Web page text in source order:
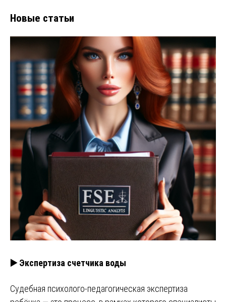
Новые статьи
▶️ Экспертиза счетчика воды
Судебная психолого-педагогическая экспертиза